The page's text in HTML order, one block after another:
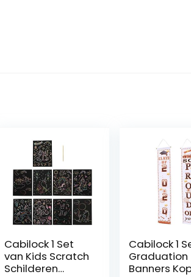
Cabilock 1 Set
van Kids Scratch
Schilderen
Cabilock 1
Graduation
Banners